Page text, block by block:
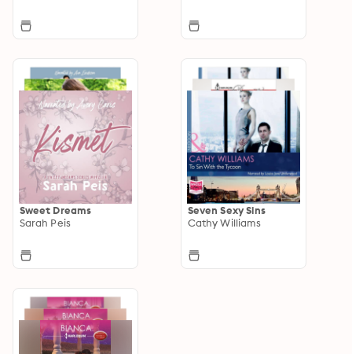
Sweet Dreams
Sarah Peis
Seven Sexy Sins
Cathy Williams